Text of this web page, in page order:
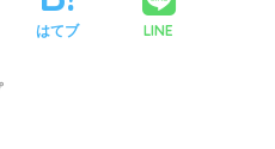
はてブ LINE